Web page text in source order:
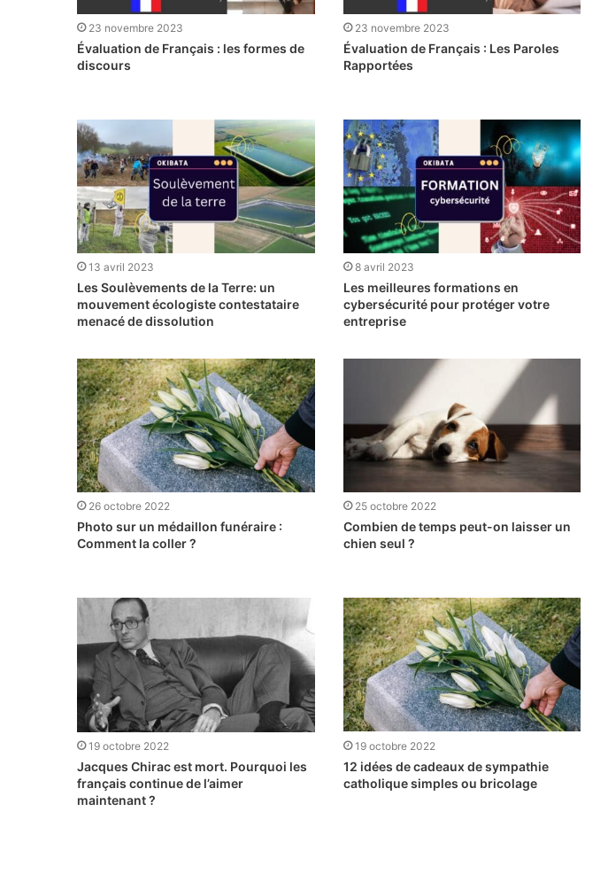
23 novembre 2023
Évaluation de Français : les formes de
discours
23 novembre 2023
Évaluation de Français : Les Paroles
Rapportées
13 avril 2023
Les Soulèvements de la Terre: un
mouvement écologiste contestataire
menacé de dissolution
8 avril 2023
Les meilleures formations en
cybersécurité pour protéger votre
entreprise
26 octobre 2022
Photo sur un médaillon funéraire :
Comment la coller ?
25 octobre 2022
Combien de temps peut-on laisser un
chien seul ?
19 octobre 2022
Jacques Chirac est mort. Pourquoi les
français continue de l’aimer
maintenant ?
19 octobre 2022
12 idées de cadeaux de sympathie
catholique simples ou bricolage